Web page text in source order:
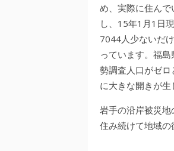
め、実際に住ん
し、15年1月1日
7044人少ないだ
っています。福
勢調査人口がゼ
に大きな開きが生
岩手の沿岸被災
住み続けて地域の